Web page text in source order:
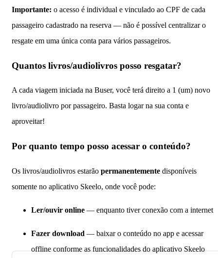
Parceria Skeelo
Central de Ajuda
Importante: o acesso é individual e vinculado ao CPF de cada
passageiro cadastrado na reserva — não é possível centralizar o
resgate em uma única conta para vários passageiros.
Quantos livros/audiolivros posso resgatar?
A cada viagem iniciada na Buser, você terá direito a 1 (um) novo
livro/audiolivro por passageiro. Basta logar na sua conta e
aproveitar!
Por quanto tempo posso acessar o conteúdo?
Os livros/audiolivros estarão permanentemente disponíveis
somente no aplicativo Skeelo, onde você pode:
Ler/ouvir online — enquanto tiver conexão com a internet
Fazer download — baixar o conteúdo no app e acessar
offline conforme as funcionalidades do aplicativo Skeelo